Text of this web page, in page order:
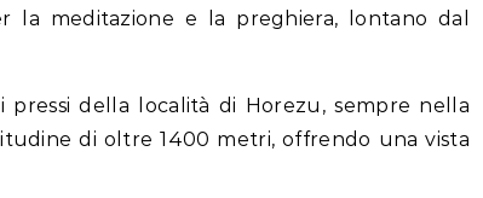
la meditazione e la preghiera, lontano dal
della località di Horezu, sempre nella
di oltre 1400 metri, offrendo una vista